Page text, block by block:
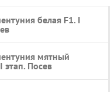
белая F1. I
мятный
этап. Посев